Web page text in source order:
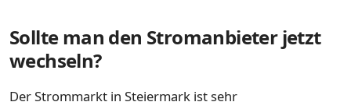
Sollte man den Stromanbieter jetzt
wechseln?
Der Strommarkt in Steiermark ist sehr